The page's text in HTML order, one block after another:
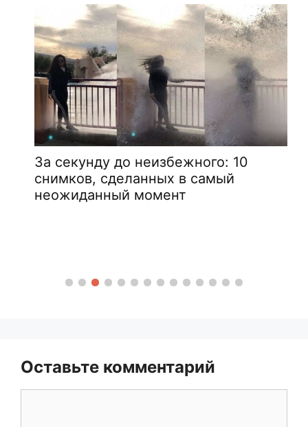
За секунду до неизбежного: 10
снимков, сделанных в самый
неожиданный момент
Оставьте комментарий